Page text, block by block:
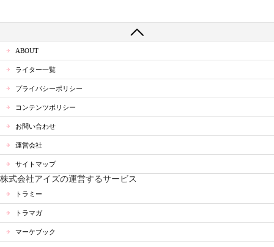
ABOUT
ライター一覧
プライバシーポリシー
コンテンツポリシー
お問い合わせ
運営会社
サイトマップ
株式会社アイズの運営するサービス
トラミー
トラマガ
マーケブック